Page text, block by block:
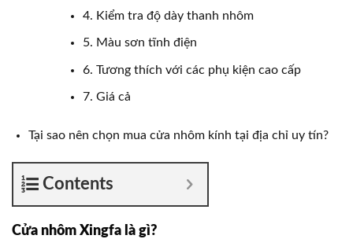
4. Kiểm tra độ dày thanh nhôm
5. Màu sơn tĩnh điện
6. Tương thích với các phụ kiện cao cấp
7. Giá cả
Tại sao nên chọn mua cửa nhôm kính tại địa chỉ uy tín?
Contents
Cửa nhôm Xingfa là gì?